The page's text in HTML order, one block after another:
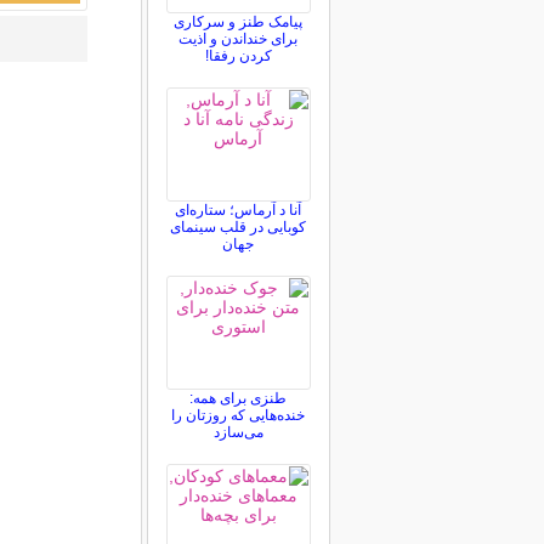
پیامک طنز و سرکاری
برای خنداندن و اذیت
کردن رفقا!
آنا د آرماس؛ ستاره‌ای
کوبایی در قلب سینمای
جهان
طنزی برای همه:
خنده‌هایی که روزتان را
می‌سازد